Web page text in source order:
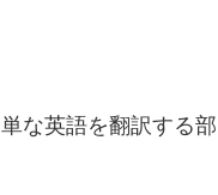
な英語を翻訳する部